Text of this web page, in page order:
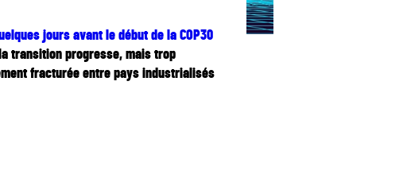
jours avant le début de la COP30
transition progresse, mais trop
fracturée entre pays industrialisés